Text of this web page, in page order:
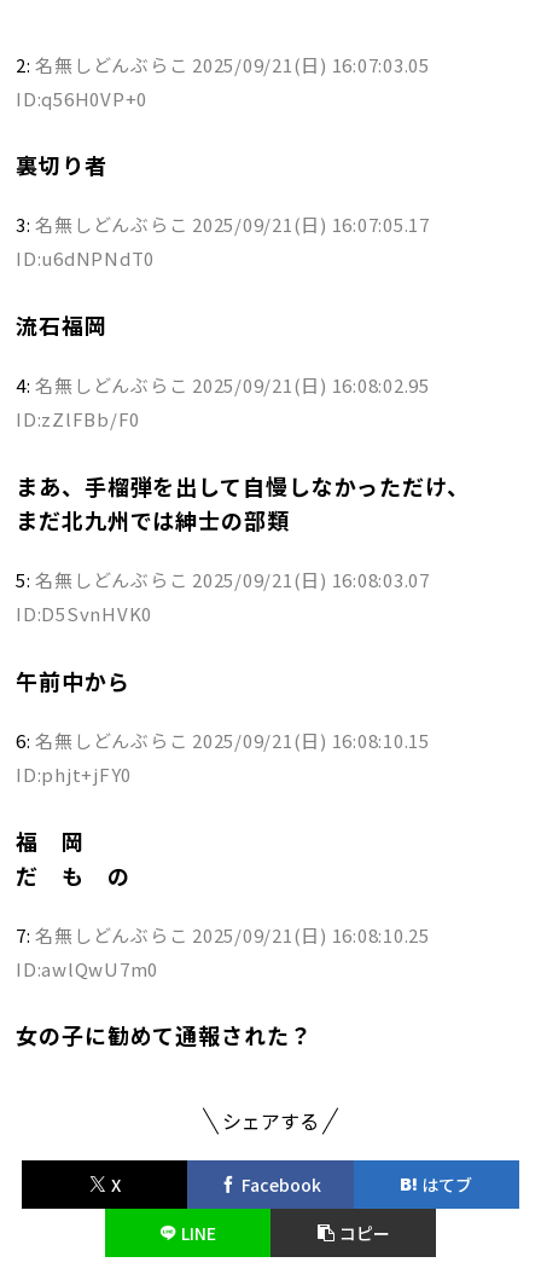
2:名無しどんぶらこ 2025/09/21(日) 16:07:03.05
ID:q56H0VP+0
裏切り者
3:名無しどんぶらこ 2025/09/21(日) 16:07:05.17
ID:u6dNPNdT0
流石福岡
4:名無しどんぶらこ 2025/09/21(日) 16:08:02.95
ID:zZlFBb/F0
まあ、手榴弾を出して自慢しなかっただけ、
まだ北九州では紳士の部類
5:名無しどんぶらこ 2025/09/21(日) 16:08:03.07
ID:D5SvnHVK0
午前中から
6:名無しどんぶらこ 2025/09/21(日) 16:08:10.15
ID:phjt+jFY0
福 岡
だ も の
7:名無しどんぶらこ 2025/09/21(日) 16:08:10.25
ID:awlQwU7m0
女の子に勧めて通報された？
シェアする
X Facebook
はてブ
LINE
コピー